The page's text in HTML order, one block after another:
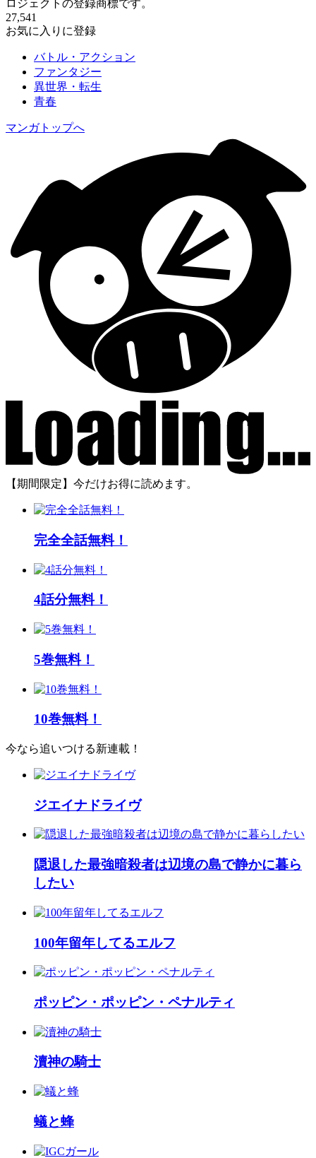
ロジェクトの登録商標です。
27,541
お気に入りに登録
バトル・アクション
ファンタジー
異世界・転生
青春
マンガトップへ
【期間限定】今だけお得に読めます。
完全全話無料！
4話分無料！
5巻無料！
10巻無料！
今なら追いつける新連載！
ジエイナドライヴ
隠退した最強暗殺者は辺境の島で静かに暮ら
したい
100年留年してるエルフ
ポッピン・ポッピン・ペナルティ
瀆神の騎士
蟻と蜂